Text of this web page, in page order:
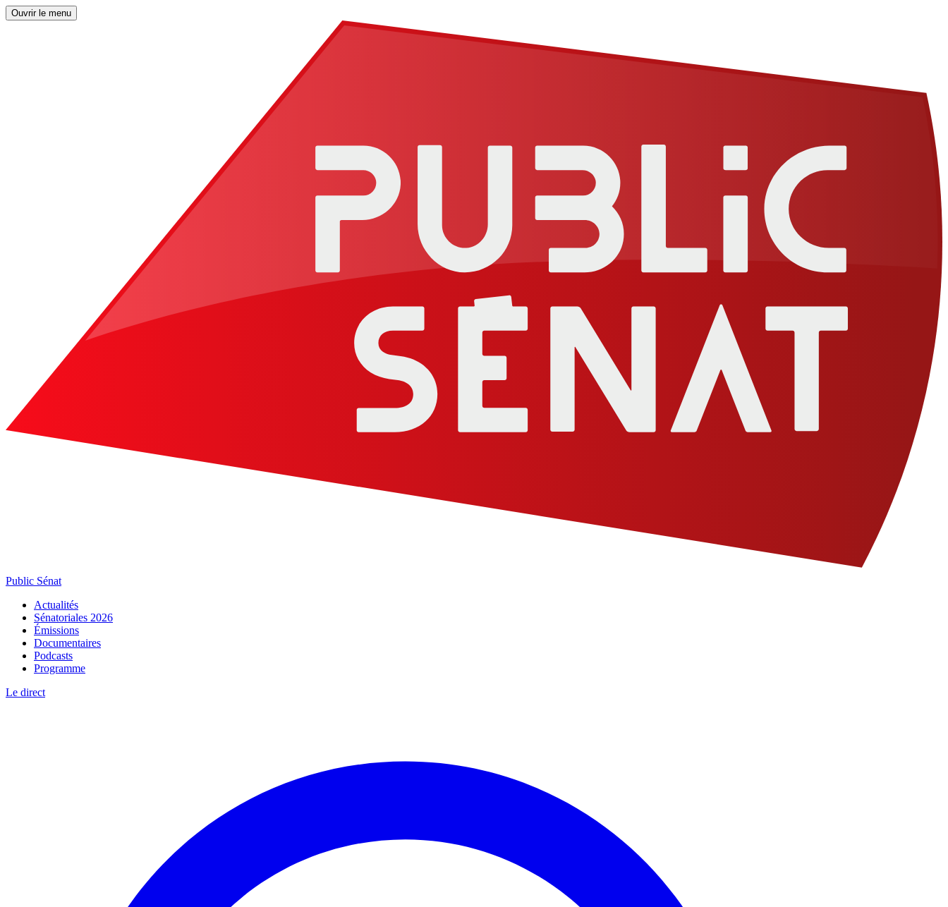
Ouvrir le menu
Public Sénat
Actualités
Sénatoriales 2026
Émissions
Documentaires
Podcasts
Programme
Le direct